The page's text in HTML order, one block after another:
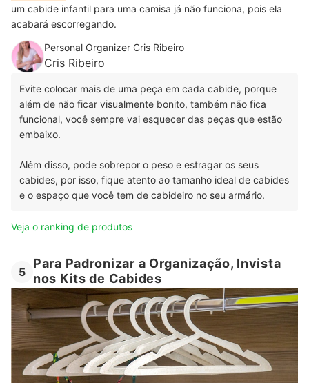
um cabide infantil para uma camisa já não funciona, pois ela
acabará escorregando.
Personal Organizer Cris Ribeiro
Cris Ribeiro
Evite colocar mais de uma peça em cada cabide, porque
além de não ficar visualmente bonito, também não fica
funcional, você sempre vai esquecer das peças que estão
embaixo.
Além disso, pode sobrepor o peso e estragar os seus
cabides, por isso, fique atento ao tamanho ideal de cabides
e o espaço que você tem de cabideiro no seu armário.
Veja o ranking de produtos
5
Para Padronizar a Organização, Invista
nos Kits de Cabides